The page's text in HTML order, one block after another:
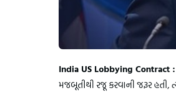
India US Lobbying Contract :
મજબૂતીથી રજૂ કરવાની જરૂર હતી,